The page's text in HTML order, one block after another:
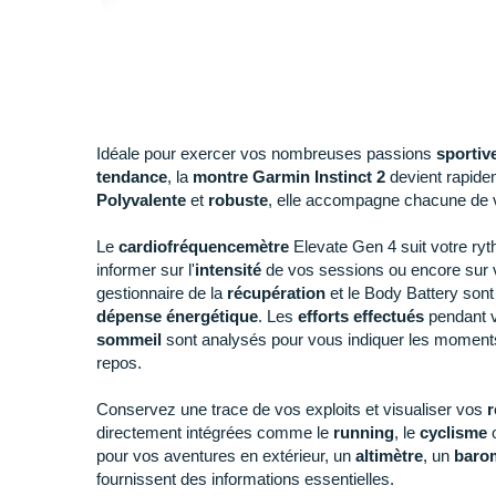
Idéale pour exercer vos nombreuses passions
tendance, la montre Garmin Instinct 2 devient
Polyvalente et robuste, elle accompagne chacune de
Le cardiofréquencemètre Elevate Gen 4 suit votre
informer sur l'intensité de vos sessions ou encore sur
gestionnaire de la récupération et le Body Battery
dépense énergétique. Les efforts effectués pendant
sommeil sont analysés pour vous indiquer les
repos.
Conservez une trace de vos exploits et visualiser vos
directement intégrées comme le running, le cyclisme
pour vos aventures en extérieur, un altimètre, un
fournissent des informations essentielles.